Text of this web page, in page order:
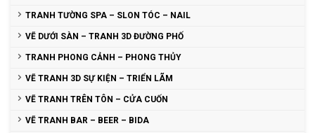
TRANH TƯỜNG SPA – SLON TÓC – NAIL
VẼ DƯỚI SÀN – TRANH 3D ĐƯỜNG PHỐ
TRANH PHONG CẢNH – PHONG THỦY
VẼ TRANH 3D SỰ KIỆN – TRIỂN LÃM
VẼ TRANH TRÊN TÔN – CỬA CUỐN
VẼ TRANH BAR – BEER – BIDA